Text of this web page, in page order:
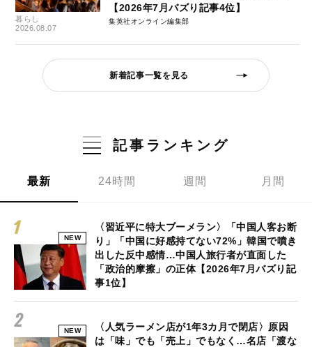
暮らし
2026.08.07
【2026年7月バズり記事4位】
集英社オンライン編集部
新着記事一覧を見る
記事ランキング
最新 24時間 週間 月間
NEW
〈習近平に特大ブーメラン〉「中国人客お断
り」「中国に好感持てない72%」韓国で噴き
出した反中感情…中国人旅行者が直面した
「政治的摩擦」の正体【2026年7月バズり記
事1位】
NEW
〈人気ラーメン店が1年3カ月で閉店〉原因
は「味」でも「売上」でもなく…名店「渡な